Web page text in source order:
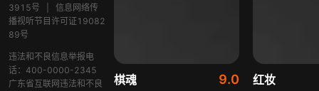
3915号
信息网络传
播视听节目许可证19082
89号
违法和不良信息举报电
话：400-0000-2345
广东省互联网违法和不良
棋魂 9.0 红妆